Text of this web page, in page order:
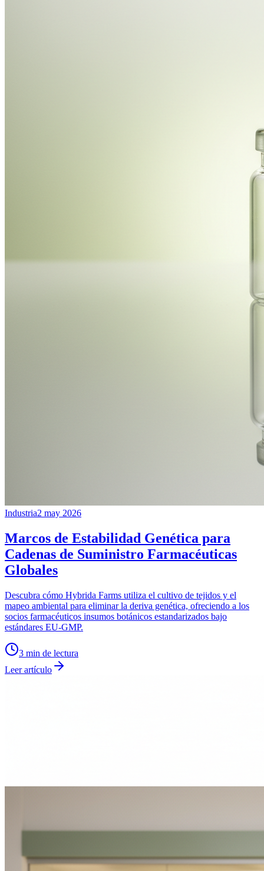
Industria2 may 2026
Marcos de Estabilidad Genética para
Cadenas de Suministro Farmacéuticas
Globales
Descubra cómo Hybrida Farms utiliza el cultivo de tejidos y el
mapeo ambiental para eliminar la deriva genética, ofreciendo a los
socios farmacéuticos insumos botánicos estandarizados bajo
estándares EU-GMP.
3 min de lectura
Leer artículo